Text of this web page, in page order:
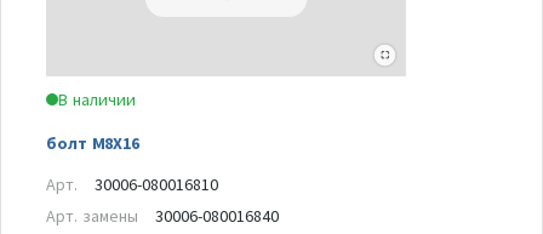
В наличии
болт M8X16
Арт.
30006-080016810
Арт. замены
30006-080016840